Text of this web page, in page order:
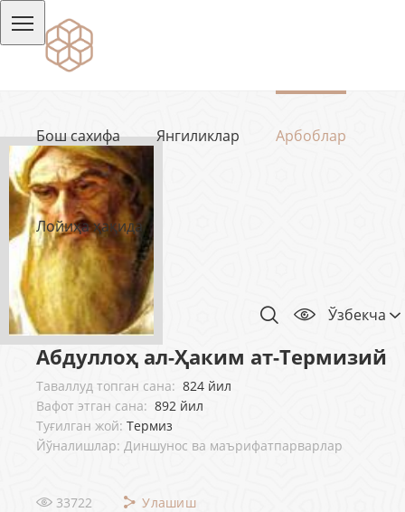
Бош сахифа Янгиликлар Арбоблар
Лойиҳа ҳақида
Ўзбекча
Абдуллоҳ ал-Ҳаким ат-Термизий
Таваллуд топган сана: 824 йил
Вафот этган сана: 892 йил
Туғилган жой: Термиз
Йўналишлар: Диншунос ва маърифатпарварлар
33722 Улашиш